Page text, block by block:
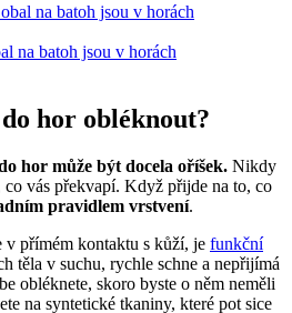
na batoh jsou v horách
hor obléknout?
hor může být docela oříšek. Nikdy
co vás překvapí. Když přijde na to, co
pravidlem vrstvení.
v přímém kontaktu s kůží, je funkční
těla v suchu, rychle schne a nepřijímá
obléknete, skoro byste o něm neměli
na syntetické tkaniny, které pot sice